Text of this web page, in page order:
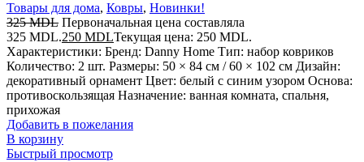
Товары для дома, Ковры, Новинки!
325MDL Первоначальная цена составляла
325 MDL.250 MDLТекущая цена: 250 MDL.
Характеристики: Бренд: Danny Home Тип: набор ковриков
Количество: 2 шт. Размеры: 50 × 84 см / 60 × 102 см Дизайн:
декоративный орнамент Цвет: белый с синим узором Основа:
противоскользящая Назначение: ванная комната, спальня,
прихожая
Добавить в пожелания
В корзину
Быстрый просмотр